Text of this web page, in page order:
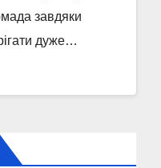
завдяки
дуже…